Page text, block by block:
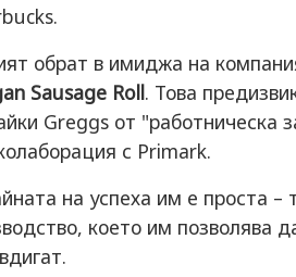
обрат в имиджа на
Sausage Roll. Това
Greggs от "работническа
с Primark.
на успеха им е проста –
което им позволява